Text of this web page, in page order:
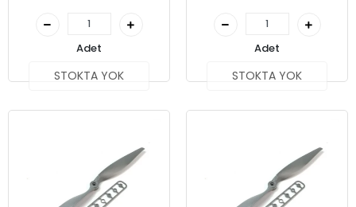
Adet
STOKTA YOK
Adet
STOKTA YOK